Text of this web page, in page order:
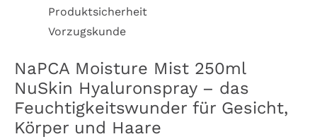
Produktsicherheit
Vorzugskunde
NaPCA Moisture Mist 250ml
NuSkin Hyaluronspray – das
Feuchtigkeitswunder für Gesicht,
Körper und Haare